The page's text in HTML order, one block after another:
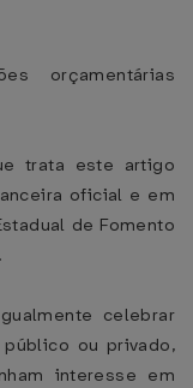
orçamentárias
trata este artigo
oficial e em
de Fomento
celebrar
ou privado,
interesse em